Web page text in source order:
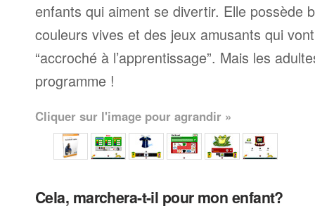
enfants qui aiment se divertir. Elle possède
couleurs vives et des jeux amusants qui
“accroché à l’apprentissage”. Mais les
programme !
Cliquer sur l'image pour agrandir »
Cela, marchera-t-il pour mon enfant?